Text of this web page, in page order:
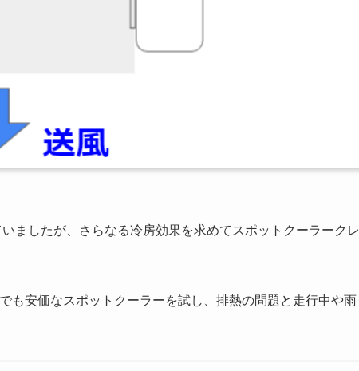
ましたが、さらなる冷房効果を求めてスポットクーラークレ
も安価なスポットクーラーを試し、排熱の問題と走行中や雨